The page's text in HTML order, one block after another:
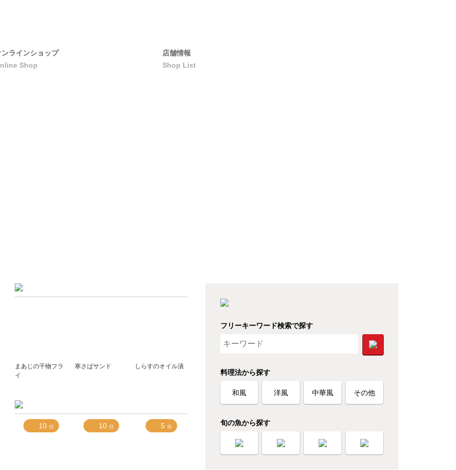
ンラインショップ
Shop
店舗情報
Shop List
まあじの干物フラ
イ
寒さばサンド しらすのオイル漬
10 分 10 分 5 分
フリーキーワード検索で探す
料理法から探す
和風 洋風 中華風 その他
旬の魚から探す